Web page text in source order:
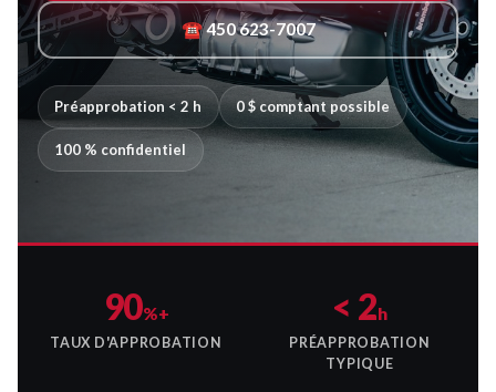
☎ 450 623-7007
Préapprobation < 2 h 0 $ comptant possible
100 % confidentiel
90%+
TAUX D'APPROBATION
< 2h
PRÉAPPROBATION
TYPIQUE